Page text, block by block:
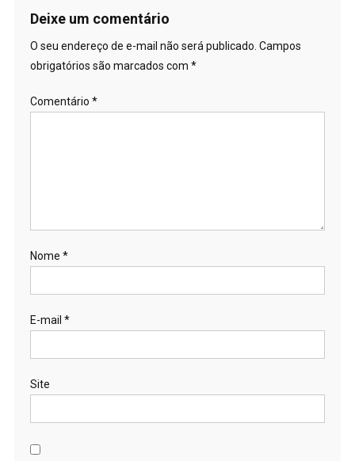
Deixe um comentário
O seu endereço de e-mail não será publicado. Campos
obrigatórios são marcados com *
Comentário *
Nome *
E-mail *
Site